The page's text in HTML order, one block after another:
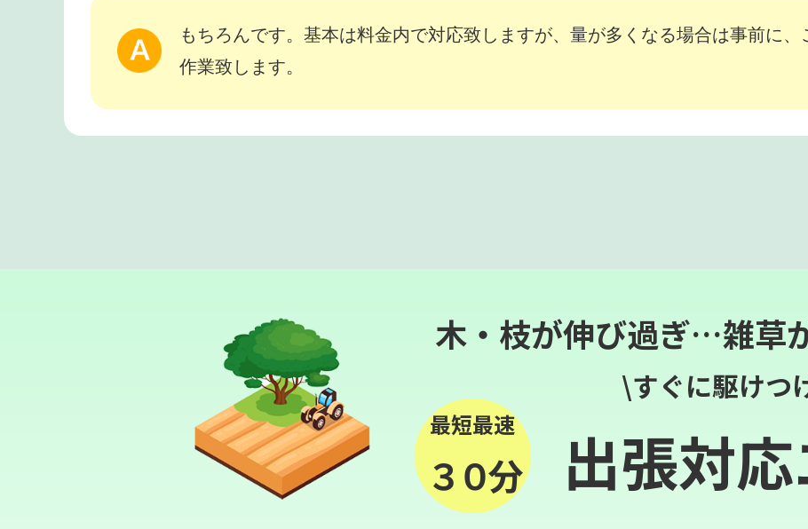
もちろんです。基本は料金内で対応致しますが、量が多くなる場合は事前に
作業致します。
木・枝が伸び過ぎ…雑草
最短最速
３０分
\すぐに駆けつ
出張対